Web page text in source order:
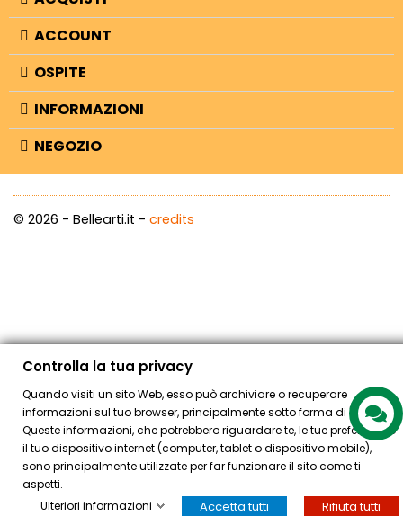
ACCOUNT
OSPITE
INFORMAZIONI
NEGOZIO
© 2026 - Bellearti.it - credits
HOME ACCOUNT CASSA CERCA
Controlla la tua privacy
Quando visiti un sito Web, esso può archiviare o recuperare
informazioni sul tuo browser, principalmente sotto forma di "cookie".
Queste informazioni, che potrebbero riguardare te, le tue preferenze o
il tuo dispositivo internet (computer, tablet o dispositivo mobile),
sono principalmente utilizzate per far funzionare il sito come ti
aspetti.
Ulteriori informazioni
Accetta tutti Rifiuta tutti